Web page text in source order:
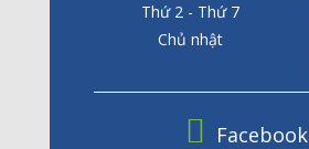
Thứ 2 - Thứ 7
Chủ nhật
Facebook